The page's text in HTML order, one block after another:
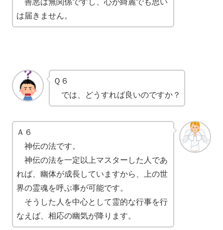
は届きません。
Ｑ６
では、どうすれば良いのですか？
Ａ６
神伝の法です。
神伝の法を一定以上マスターした人であ
れば、幽体が成長していますから、上の世
界の霊魂を呼ぶ事が可能です。
そうした人を中心として霊的な行事を行
なえば、相応の幽気が降ります。